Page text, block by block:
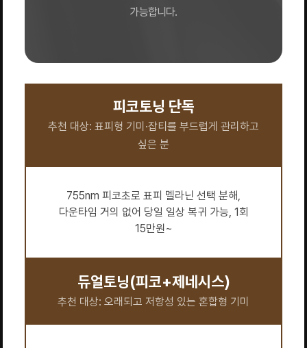
가능합니다.
피코토닝 단독
추천 대상: 표피형 기미·잡티를 부드럽게 관리하고
싶은 분
755nm 피코초로 표피 멜라닌 선택 분해,
다운타임 거의 없어 당일 일상 복귀 가능, 1회
15만원~
듀얼토닝(피코+제네시스)
추천 대상: 오래되고 저항성 있는 혼합형 기미